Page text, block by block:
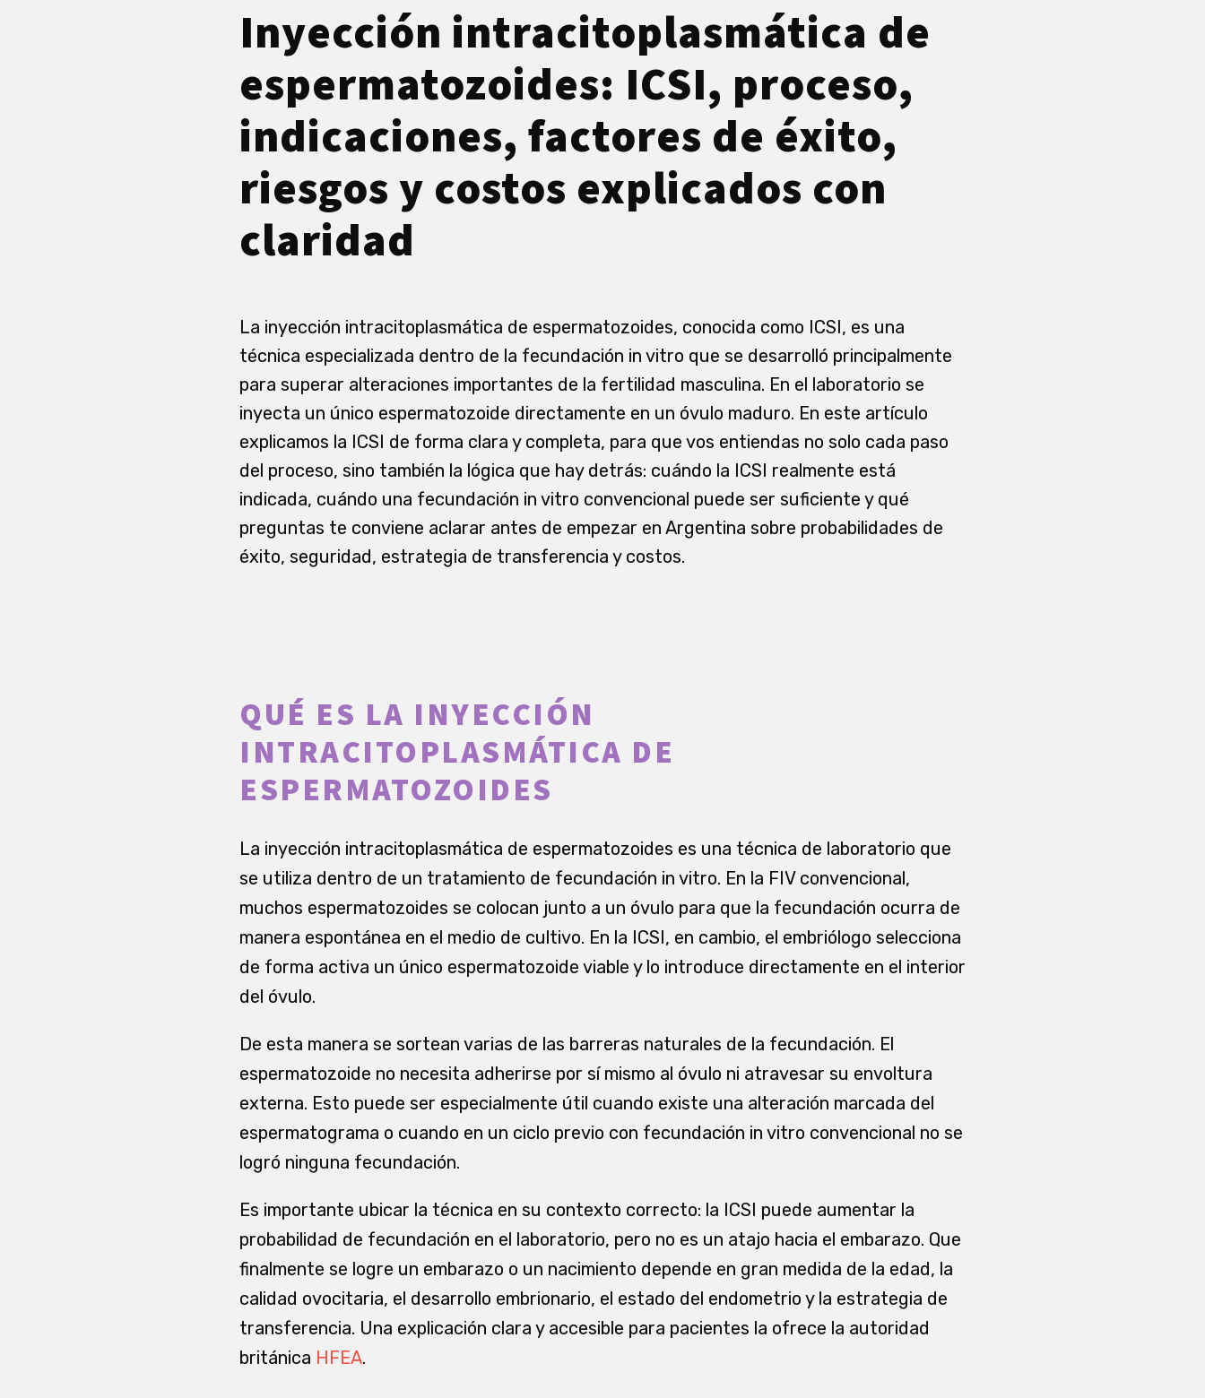
Inyección intracitoplasmática de
espermatozoides: ICSI, proceso,
indicaciones, factores de éxito,
riesgos y costos explicados con
claridad
La inyección intracitoplasmática de espermatozoides, conocida como ICSI, es una
técnica especializada dentro de la fecundación in vitro que se desarrolló principalmente
para superar alteraciones importantes de la fertilidad masculina. En el laboratorio se
inyecta un único espermatozoide directamente en un óvulo maduro. En este artículo
explicamos la ICSI de forma clara y completa, para que vos entiendas no solo cada paso
del proceso, sino también la lógica que hay detrás: cuándo la ICSI realmente está
indicada, cuándo una fecundación in vitro convencional puede ser suficiente y qué
preguntas te conviene aclarar antes de empezar en Argentina sobre probabilidades de
éxito, seguridad, estrategia de transferencia y costos.
QUÉ ES LA INYECCIÓN
INTRACITOPLASMÁTICA DE
ESPERMATOZOIDES
La inyección intracitoplasmática de espermatozoides es una técnica de laboratorio que
se utiliza dentro de un tratamiento de fecundación in vitro. En la FIV convencional,
muchos espermatozoides se colocan junto a un óvulo para que la fecundación ocurra de
manera espontánea en el medio de cultivo. En la ICSI, en cambio, el embriólogo selecciona
de forma activa un único espermatozoide viable y lo introduce directamente en el interior
del óvulo.
De esta manera se sortean varias de las barreras naturales de la fecundación. El
espermatozoide no necesita adherirse por sí mismo al óvulo ni atravesar su envoltura
externa. Esto puede ser especialmente útil cuando existe una alteración marcada del
espermatograma o cuando en un ciclo previo con fecundación in vitro convencional no se
logró ninguna fecundación.
Es importante ubicar la técnica en su contexto correcto: la ICSI puede aumentar la
probabilidad de fecundación en el laboratorio, pero no es un atajo hacia el embarazo. Que
finalmente se logre un embarazo o un nacimiento depende en gran medida de la edad, la
calidad ovocitaria, el desarrollo embrionario, el estado del endometrio y la estrategia de
transferencia. Una explicación clara y accesible para pacientes la ofrece la autoridad
británica HFEA.